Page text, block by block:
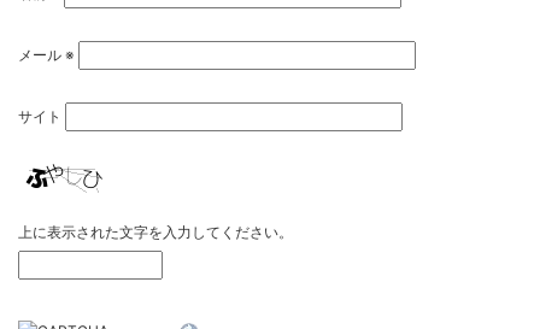
メール ※
サイト
上に表示された文字を入力してください。